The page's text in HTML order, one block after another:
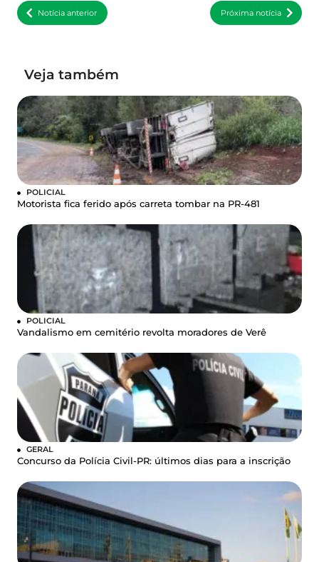
Notícia anterior Próxima notícia
Veja também
POLICIAL
Motorista fica ferido após carreta tombar na PR-481
POLICIAL
Vandalismo em cemitério revolta moradores de Verê
GERAL
Concurso da Polícia Civil-PR: últimos dias para a inscrição